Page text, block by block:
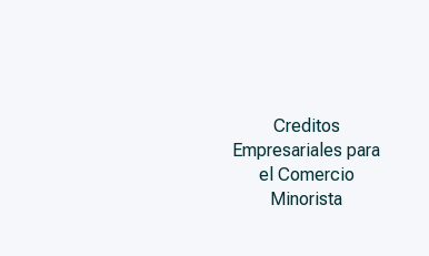
Creditos
Empresariales para
el Comercio
Minorista